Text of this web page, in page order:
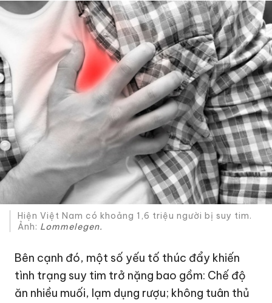
Hiện Việt Nam có khoảng 1,6 triệu người bị suy tim.
Ảnh: Lommelegen.
Bên cạnh đó, một số yếu tố thúc đẩy khiến
tình trạng suy tim trở nặng bao gồm: Chế độ
ăn nhiều muối, lạm dụng rượu; không tuân thủ